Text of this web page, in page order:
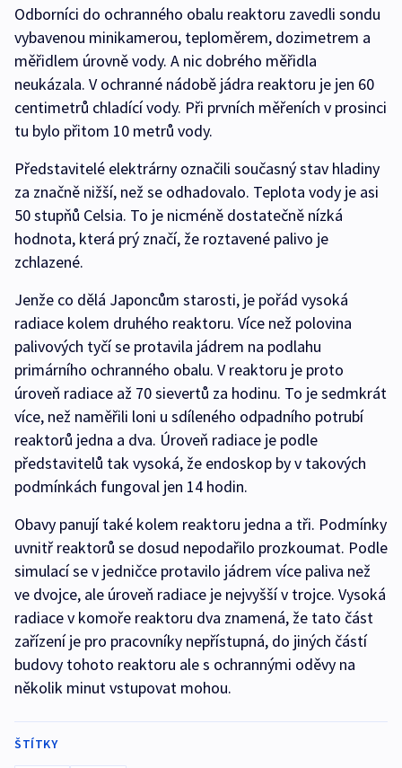
Odborníci do ochranného obalu reaktoru zavedli sondu
vybavenou minikamerou, teploměrem, dozimetrem a
měřidlem úrovně vody. A nic dobrého měřidla
neukázala. V ochranné nádobě jádra reaktoru je jen 60
centimetrů chladící vody. Při prvních měřeních v prosinci
tu bylo přitom 10 metrů vody.
Představitelé elektrárny označili současný stav hladiny
za značně nižší, než se odhadovalo. Teplota vody je asi
50 stupňů Celsia. To je nicméně dostatečně nízká
hodnota, která prý značí, že roztavené palivo je
zchlazené.
Jenže co dělá Japoncům starosti, je pořád vysoká
radiace kolem druhého reaktoru. Více než polovina
palivových tyčí se protavila jádrem na podlahu
primárního ochranného obalu. V reaktoru je proto
úroveň radiace až 70 sievertů za hodinu. To je sedmkrát
více, než naměřili loni u sdíleného odpadního potrubí
reaktorů jedna a dva. Úroveň radiace je podle
představitelů tak vysoká, že endoskop by v takových
podmínkách fungoval jen 14 hodin.
Obavy panují také kolem reaktoru jedna a tři. Podmínky
uvnitř reaktorů se dosud nepodařilo prozkoumat. Podle
simulací se v jedničce protavilo jádrem více paliva než
ve dvojce, ale úroveň radiace je nejvyšší v trojce. Vysoká
radiace v komoře reaktoru dva znamená, že tato část
zařízení je pro pracovníky nepřístupná, do jiných částí
budovy tohoto reaktoru ale s ochrannými oděvy na
několik minut vstupovat mohou.
ŠTÍTKY